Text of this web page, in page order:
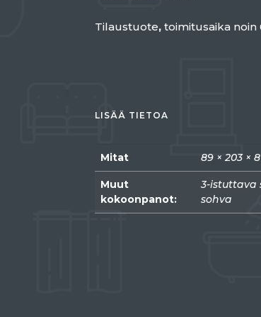
Tilaustuote, toimitusaika noin
LISÄÄ TIETOA
Mitat 89 × 203 ×
Muut
kokoonpanot:
3-istuttava
sohva